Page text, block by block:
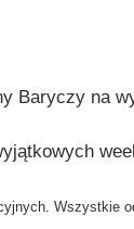
Baryczy na
Wszystkie